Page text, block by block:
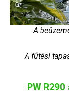
A
A fűtési
PW